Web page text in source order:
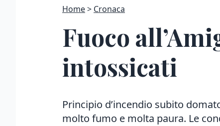
Home Cronaca
Fuoco
intossicati
Principio d’incendio subito
molto fumo e molta paura. Le